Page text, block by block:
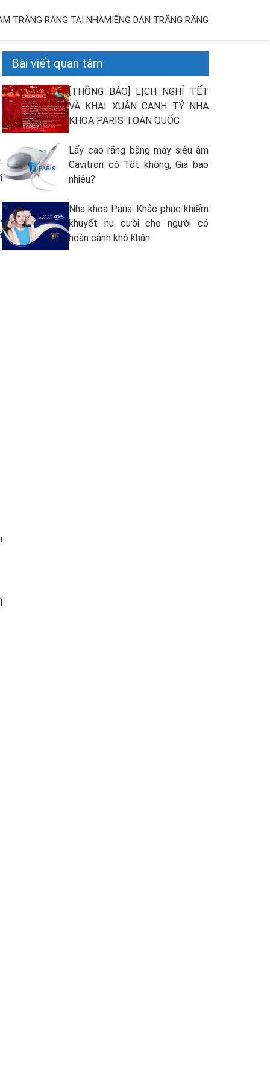
TRẮNG RĂNG TẠI NHÀMIẾNG DÁN TRẮNG RĂNG
Bài viết quan tâm
[THÔNG BÁO] LỊCH NGHỈ TẾT
VÀ KHAI XUÂN CANH TÝ NHA
KHOA PARIS TOÀN QUỐC
Lấy cao răng bằng máy siêu âm
Cavitron có Tốt không, Giá bao
nhiêu?
Nha khoa Paris: Khắc phục khiếm
khuyết nụ cười cho người có
hoàn cảnh khó khăn